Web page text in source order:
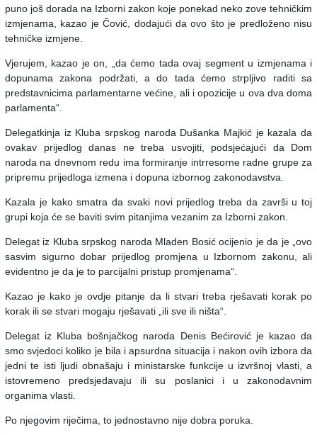
puno još dorada na Izborni zakon koje ponekad neko zove tehničkim
izmjenama, kazao je Čović, dodajući da ovo što je predloženo nisu
tehničke izmjene.
Vjerujem, kazao je on, „da ćemo tada ovaj segment u izmjenama i
dopunama zakona podržati, a do tada ćemo strpljivo raditi sa
predstavnicima parlamentarne većine, ali i opozicije u ova dva doma
parlamenta“.
Delegatkinja iz Kluba srpskog naroda Dušanka Majkić je kazala da
ovakav prijedlog danas ne treba usvojiti, podsjećajući da Dom
naroda na dnevnom redu ima formiranje intrresorne radne grupe za
pripremu prijedloga izmena i dopuna izbornog zakonodavstva.
Kazala je kako smatra da svaki novi prijedlog treba da završi u toj
grupi koja će se baviti svim pitanjima vezanim za Izborni zakon.
Delegat iz Kluba srpskog naroda Mladen Bosić ocijenio je da je „ovo
sasvim sigurno dobar prijedlog promjena u Izbornom zakonu, ali
evidentno je da je to parcijalni pristup promjenama“.
Kazao je kako je ovdje pitanje da li stvari treba rješavati korak po
korak ili se stvari mogaju rješavati „ili sve ili ništa“.
Delegat iz Kluba bošnjačkog naroda Denis Bećirović je kazao da
smo svjedoci koliko je bila i apsurdna situacija i nakon ovih izbora da
jedni te isti ljudi obnašaju i ministarske funkcije u izvršnoj vlasti, a
istovremeno predsjedavaju ili su poslanici i u zakonodavnim
organima vlasti.
Po njegovim riječima, to jednostavno nije dobra poruka.